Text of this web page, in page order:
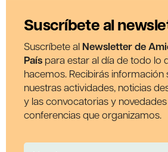
Suscríbete al
Suscríbete al Newsletter de
País para estar al día de todo lo
hacemos. Recibirás información
nuestras actividades, noticias
y las convocatorias y
conferencias que organizamos.